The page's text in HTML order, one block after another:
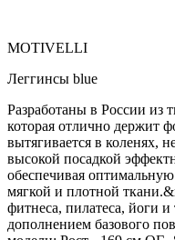
MOTIVELLI
Леггинсы blue
Разработаны в России из
которая отлично держит
вытягивается в коленях,
высокой посадкой
обеспечивая
мягкой и плотной
фитнеса, пилатеса, йоги
дополнением базового